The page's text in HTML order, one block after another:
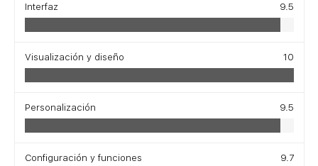
Interfaz 9.5
Visualización y diseño 10
Personalización 9.5
Configuración y funciones 9.7